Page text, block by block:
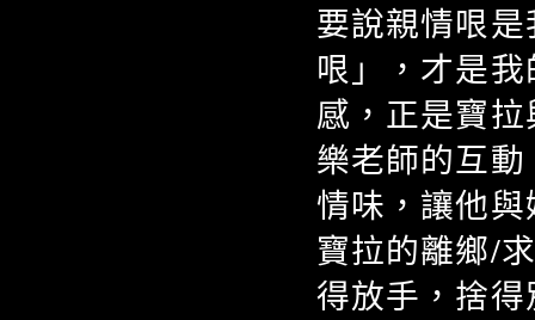
要說親情哏
哏」，才是
感，正是寶
樂老師的互
情味，讓他
寶拉的離鄉/
得放手，捨